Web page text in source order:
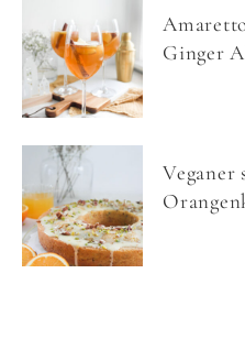
Ginger
Veganer